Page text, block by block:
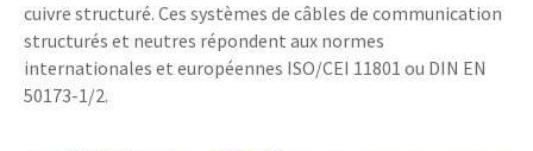
cuivre structuré. Ces systèmes de câbles de communication
structurés et neutres répondent aux normes
internationales et européennes ISO/CEI 11801 ou DIN EN
50173-1/2.